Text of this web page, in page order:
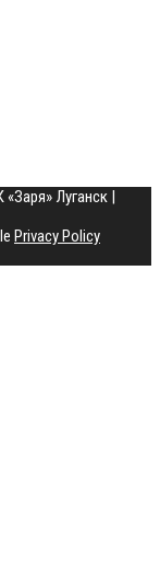
Луганск |
Privacy Policy